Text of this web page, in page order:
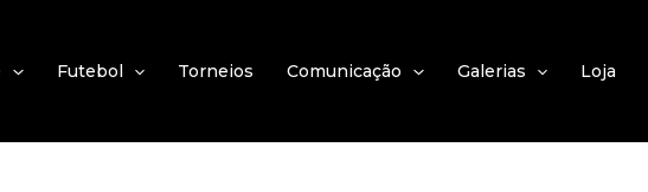
Futebol Torneios Comunicação Galerias Loja